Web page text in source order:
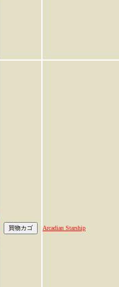
Arcadian Starship